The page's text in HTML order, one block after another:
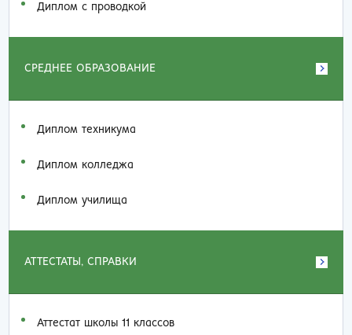
Диплом с проводкой
СРЕДНЕЕ ОБРАЗОВАНИЕ
Диплом техникума
Диплом колледжа
Диплом училища
АТТЕСТАТЫ, СПРАВКИ
Аттестат школы 11 классов